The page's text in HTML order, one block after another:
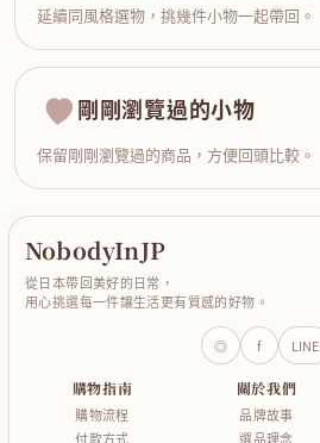
延續同風格選物，挑幾件小物一起帶回。
剛剛瀏覽過的小物
保留剛剛瀏覽過的商品，方便回頭比較。
NobodyInJP
從日本帶回美好的日常，
用心挑選每一件讓生活更有質感的好物。
◎ f LINE
購物指南
購物流程
關於我們
品牌故事